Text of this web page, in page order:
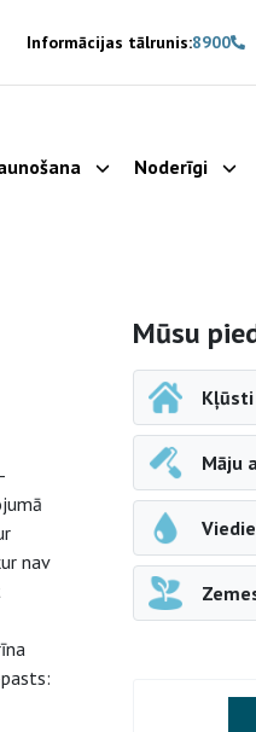
Informācijas tālrunis:8900
ParādītNoderīgi
nav
Sāna
Mūsu
Māju